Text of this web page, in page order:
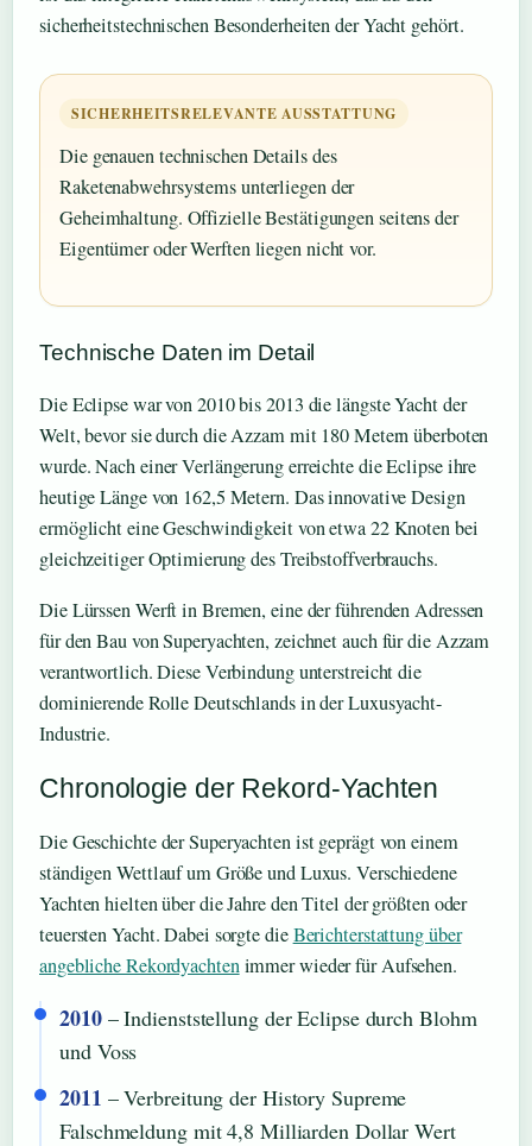
sicherheitstechnischen Besonderheiten der Yacht gehört.
SICHERHEITSRELEVANTE AUSSTATTUNG
Die genauen technischen Details des
Raketenabwehrsystems unterliegen der
Geheimhaltung. Offizielle Bestätigungen seitens der
Eigentümer oder Werften liegen nicht vor.
Technische Daten im Detail
Die Eclipse war von 2010 bis 2013 die längste Yacht der
Welt, bevor sie durch die Azzam mit 180 Metern überboten
wurde. Nach einer Verlängerung erreichte die Eclipse ihre
heutige Länge von 162,5 Metern. Das innovative Design
ermöglicht eine Geschwindigkeit von etwa 22 Knoten bei
gleichzeitiger Optimierung des Treibstoffverbrauchs.
Die Lürssen Werft in Bremen, eine der führenden Adressen
für den Bau von Superyachten, zeichnet auch für die Azzam
verantwortlich. Diese Verbindung unterstreicht die
dominierende Rolle Deutschlands in der Luxusyacht-
Industrie.
Chronologie der Rekord-Yachten
Die Geschichte der Superyachten ist geprägt von einem
ständigen Wettlauf um Größe und Luxus. Verschiedene
Yachten hielten über die Jahre den Titel der größten oder
teuersten Yacht. Dabei sorgte dieBerichterstattung über
angebliche Rekordyachtenimmer wieder für Aufsehen.
2010– Indienststellung der Eclipse durch Blohm
und Voss
2011 – Verbreitung der History Supreme
Falschmeldung mit 4,8 Milliarden Dollar Wert